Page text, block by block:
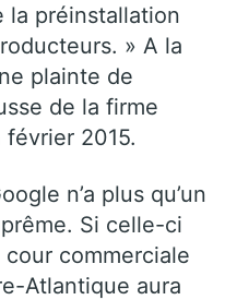
la préinstallation
» A la
plainte de
de la firme
2015.
n’a plus qu’un
Si celle-ci
commerciale
Atlantique aura